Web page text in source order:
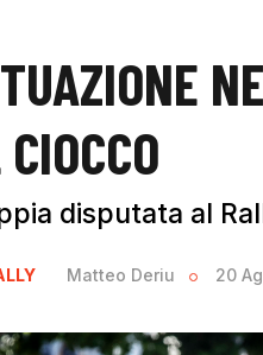
disputata al
Matteo Deriu 20